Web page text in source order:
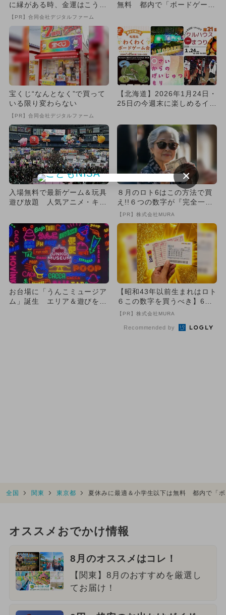
に縁がある時、金運はこう変
わる
【PR】合同会社デジタルファーム
無料 都内で「ボードゲーム
宝くじ“なんとなく”で買って
いる限り変わらない
【PR】合同会社デジタルファーム
【北海道】2026年1月24日・
25日の今週末に楽しめるイベ
入場無料で最新ゲーム＆玩具
遊び放題 人気アニメ・キャ
８月のロト6はこの方法で買
え!!６つの数字が『完全一
致』する方法
【PR】株式会社MURA
お台場に「うんこミュージア
ム」誕生 エリア＆遊びを全
【昭和43年以前生まれはロト
６この数字を買うべき】6つ
の数字が「完全一致」する
【PR】株式会社MURA
Recommended by
全国 関東 東京都 夏休みに最適＆小学生以下は無料 都内で「
オススメおでかけ情報
8月のオススメはコレ！
【関東】8月のおすすめを厳選し
てお届け！
×